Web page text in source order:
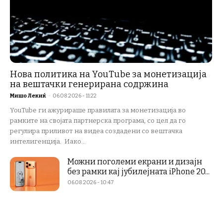
Нова политика на YouTube за монетизација
на вештачки генерирана содржина
Мишо Лекиќ - 06.08.2026 - 11:22
YouTube ги ажурираше правилата за монетизација во
рамките на својата партнерска програма, со цел да го
регулира приливот на видеа создадени со вештачка
интелигенција. Иако...
Можни поголеми екрани и дизајн
без рамки кај јубилејната iPhone 20...
06.08.2026 - 10:47